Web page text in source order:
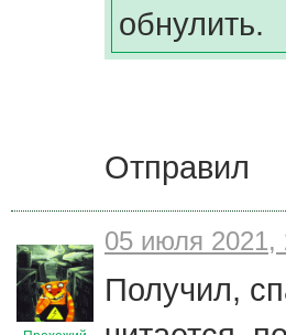
обнулить.
Отправил
05 июля 2021,
Получил,